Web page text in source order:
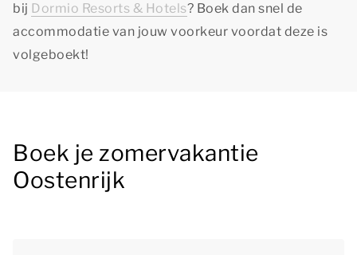
bij Dormio Resorts & Hotels? Boek dan snel de
accommodatie van jouw voorkeur voordat deze is
volgeboekt!
Boek je zomervakantie
Oostenrijk